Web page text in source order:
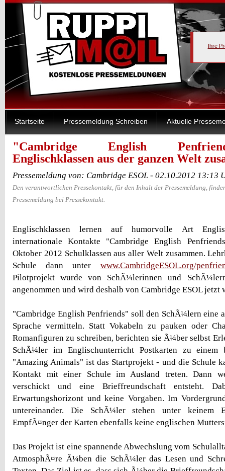
Ihre
Startseite Pressemeldung Schreiben Aktuelle
"Cambridge English
Englischklassen aus der ganzen Welt
Pressemeldung von: Cambridge ESOL - 02.10.2012 13:13
Den verantwortlichen Pressekontakt, für den Inhalt der Pressemeldung,
Pressemeldung bei Pressekontakt.
Englischklassen lernen auf humorvolle Art
internationale Kontakte "Cambridge English
Oktober 2012 Schulklassen aus aller Welt zusammen.
Schule dann unter www.CambridgeESOL.org/
Pilotprojekt wurde von SchÃ¼lerinnen und
angenommen und wird deshalb von Cambridge ESOL jetzt
"Cambridge English Penfriends" soll den SchÃ¼lern eine
Sprache vermitteln. Statt Vokabeln zu pauken oder
Romanfiguren zu schreiben, berichten sie Ã¼ber selbst
SchÃ¼ler im Englischunterricht Postkarten zu einem
"Amazing Animals" ist das Startprojekt - und die Schule
Kontakt mit einer Schule im Ausland treten. Dann
verschickt und eine Brieffreundschaft entsteht.
Erwartungshorizont und keine Vorgaben. Im
untereinander. Die SchÃ¼ler stehen unter keinem
EmpfÃ¤nger der Karten ebenfalls keine englischen
Das Projekt ist eine spannende Abwechslung vom
AtmosphÃ¤re Ã¼ben die SchÃ¼ler das Lesen und